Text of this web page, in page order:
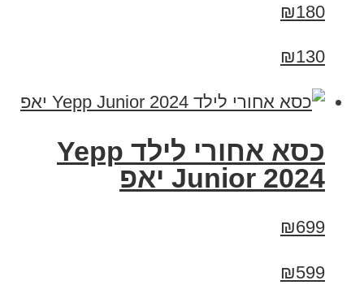
₪180
₪130
כסא אחורי לילד Yepp
Junior 2024 יאפ
₪699
₪599